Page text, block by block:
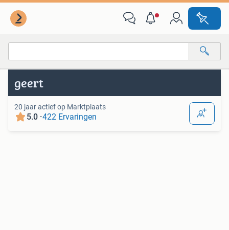
Alle afstanden…
Van deze adverteerder
geert
20 jaar actief op Marktplaats
5.0 ·422 Ervaringen